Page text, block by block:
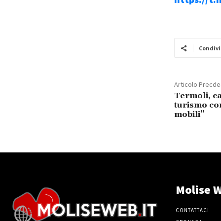
Articolo
Termoli,
turismo
mobili”
Molise
CONTATTACI